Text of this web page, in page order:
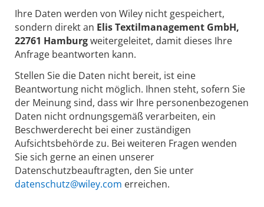
Ihre Daten werden von Wiley nicht gespeichert,
sondern direkt an Elis Textilmanagement GmbH,
22761 Hamburgweitergeleitet, damit dieses Ihre
Anfrage beantworten kann.
Stellen Sie die Daten nicht bereit, ist eine
Beantwortung nicht möglich. Ihnen steht, sofern Sie
der Meinung sind, dass wir Ihre personenbezogenen
Daten nicht ordnungsgemäß verarbeiten, ein
Beschwerderecht bei einer zuständigen
Aufsichtsbehörde zu. Bei weiteren Fragen wenden
Sie sich gerne an einen unserer
Datenschutzbeauftragten, den Sie unter
datenschutz@wiley.com erreichen.